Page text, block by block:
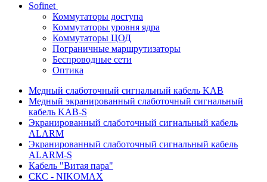
Sofinet
Коммутаторы доступа
Коммутаторы уровня ядра
Коммутаторы ЦОД
Пограничные маршрутизаторы
Беспроводные сети
Оптика
Медный слаботочный сигнальный кабель KAB
Медный экранированный слаботочный сигнальный
кабель KAB-S
Экранированный слаботочный сигнальный кабель
ALARM
Экранированный слаботочный сигнальный кабель
ALARM-S
Кабель "Витая пара"
СКС - NIKOMAX